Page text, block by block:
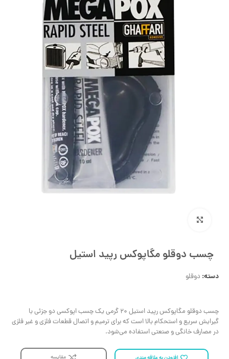
چسب دوقلو مگاپوکس رپید استیل
دسته: دوقلو
چسب دوقلو مگاپوکس رپید استیل ۲۰ گرمی یک چسب اپوکسی دو جزئی با
گیرایش سریع و استحکام بالا است که برای ترمیم و اتصال قطعات فلزی و غیر فلزی
در مصارف خانگی و صنعتی استفاده می‌شود.